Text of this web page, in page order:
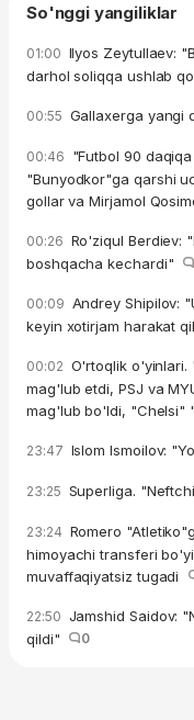
So'nggi yangiliklar
01:00 Ilyos Zeytullaev:
darhol soliqqa ushlab
00:55 Gallaxerga yangi
00:46 "Futbol 90
"Bunyodkor"ga qarshi
gollar va Mirjamol
00:26 Ro'ziqul Berdiev:
boshqacha kechardi"
00:09 Andrey Shipilov:
keyin xotirjam harakat
00:02 O'rtoqlik o'yinlari.
mag'lub etdi, PSJ va
mag'lub bo'ldi, "Chelsi"
23:47 Islom Ismoilov:
23:25 Superliga.
23:24 Romero
himoyachi transferi
muvaffaqiyatsiz tugadi
22:50 Jamshid Saidov:
qildi"
0